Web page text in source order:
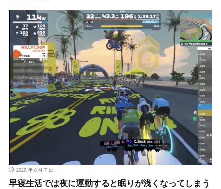
2026 年 8 月 7 日
早寝生活では夜に運動すると眠りが浅くなってしまう